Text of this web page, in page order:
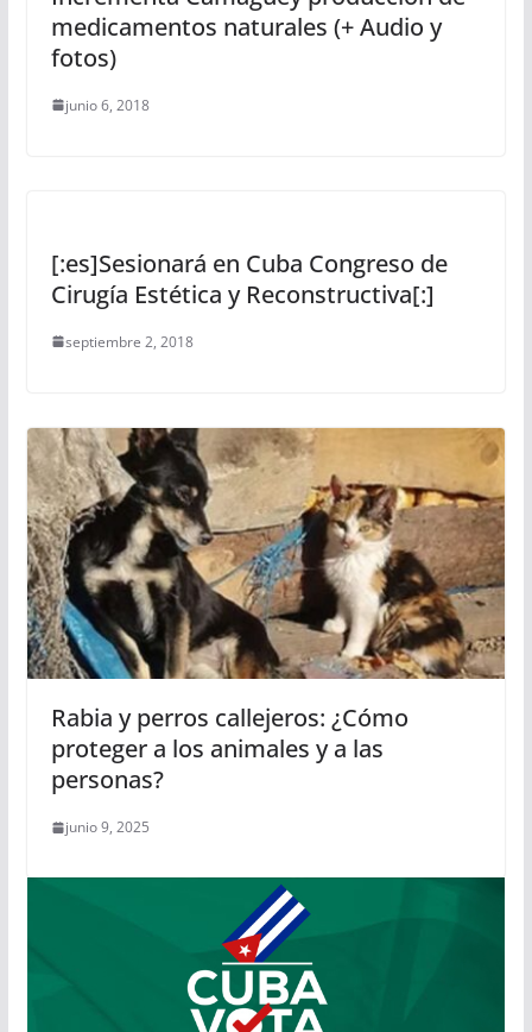
medicamentos naturales (+ Audio y
fotos)
junio 6, 2018
[:es]Sesionará en Cuba Congreso de
Cirugía Estética y Reconstructiva[:]
septiembre 2, 2018
Rabia y perros callejeros: ¿Cómo
proteger a los animales y a las
personas?
junio 9, 2025